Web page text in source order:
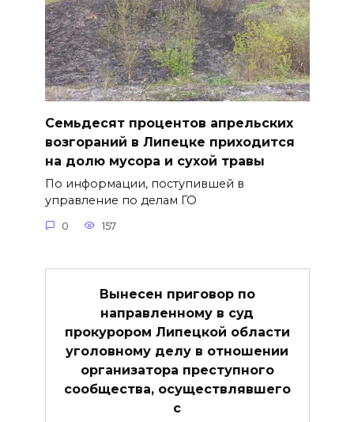
Семьдесят процентов апрельских
возгораний в Липецке приходится
на долю мусора и сухой травы
По информации, поступившей в
управление по делам ГО
0 157
Вынесен приговор по
направленному в суд
прокурором Липецкой области
уголовному делу в отношении
организатора преступного
сообщества, осуществлявшего
с